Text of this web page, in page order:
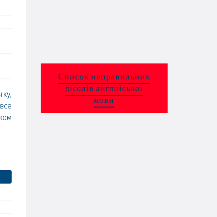
Список неправильних
дієслів англійської
мови